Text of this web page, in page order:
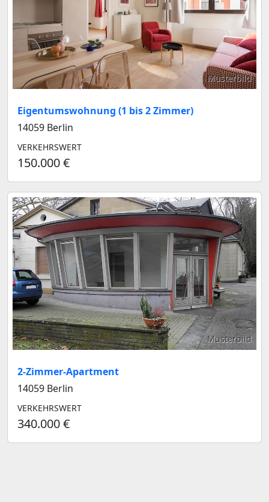
Musterbild
Eigentumswohnung (1 bis 2 Zimmer)
14059 Berlin
VERKEHRSWERT
150.000 €
Musterbild
2-Zimmer-Apartment
14059 Berlin
VERKEHRSWERT
340.000 €